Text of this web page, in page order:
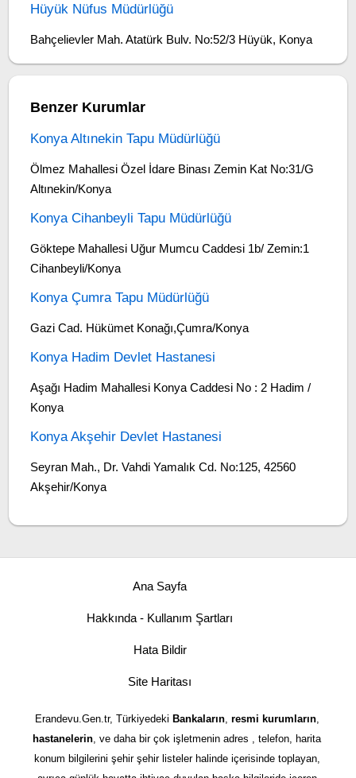
Hüyük Nüfus Müdürlüğü
Bahçelievler Mah. Atatürk Bulv. No:52/3 Hüyük, Konya
Benzer Kurumlar
Konya Altınekin Tapu Müdürlüğü
Ölmez Mahallesi Özel İdare Binası Zemin Kat No:31/G
Altınekin/Konya
Konya Cihanbeyli Tapu Müdürlüğü
Göktepe Mahallesi Uğur Mumcu Caddesi 1b/ Zemin:1
Cihanbeyli/Konya
Konya Çumra Tapu Müdürlüğü
Gazi Cad. Hükümet Konağı,Çumra/Konya
Konya Hadim Devlet Hastanesi
Aşağı Hadim Mahallesi Konya Caddesi No : 2 Hadim /
Konya
Konya Akşehir Devlet Hastanesi
Seyran Mah., Dr. Vahdi Yamalık Cd. No:125, 42560
Akşehir/Konya
Ana Sayfa
Hakkında - Kullanım Şartları
Hata Bildir
Site Haritası
Erandevu.Gen.tr, Türkiyedeki Bankaların, resmi kurumların,
hastanelerin, ve daha bir çok işletmenin adres , telefon, harita
konum bilgilerini şehir şehir listeler halinde içerisinde toplayan,